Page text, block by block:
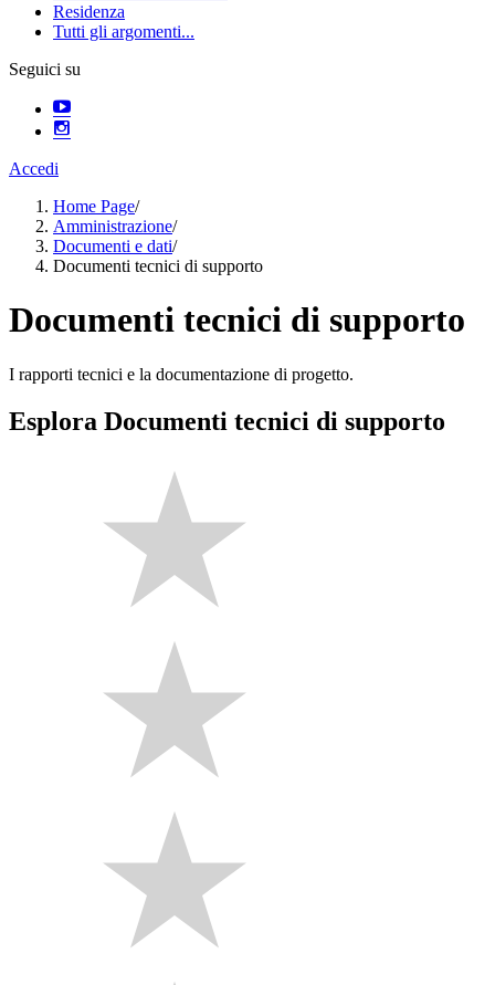
Residenza
Tutti gli argomenti...
Seguici su
Accedi
Home Page/
Amministrazione/
Documenti e dati/
Documenti tecnici di supporto
Documenti tecnici di supporto
I rapporti tecnici e la documentazione di progetto.
Esplora Documenti tecnici di supporto